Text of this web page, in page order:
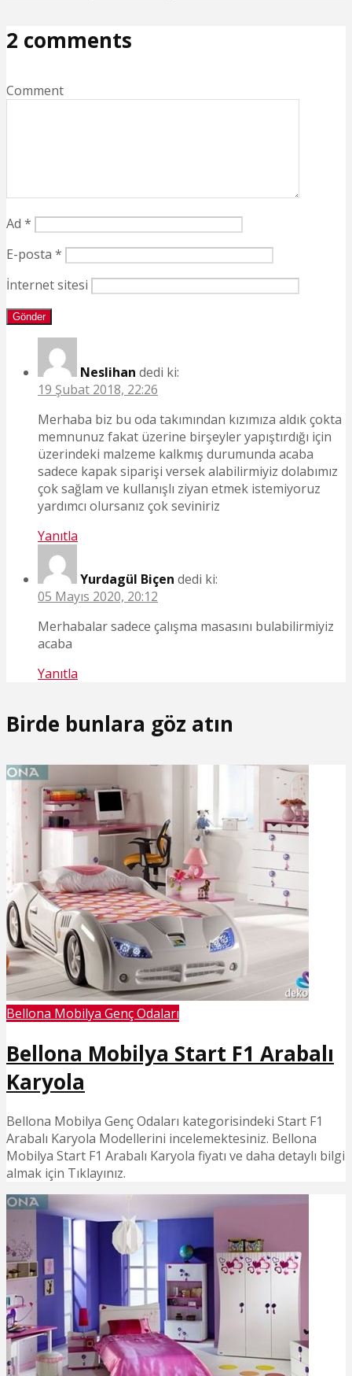
2 comments
Comment
Ad *
E-posta *
İnternet sitesi
Neslihan dedi ki:
19 Şubat 2018, 22:26
Merhaba biz bu oda takımından kızımıza aldık çokta
memnunuz fakat üzerine birşeyler yapıştırdığı için
üzerindeki malzeme kalkmış durumunda acaba
sadece kapak siparişi versek alabilirmiyiz dolabımız
çok sağlam ve kullanışlı ziyan etmek istemiyoruz
yardımcı olursanız çok seviniriz
Yanıtla
Yurdagül Biçen dedi ki:
05 Mayıs 2020, 20:12
Merhabalar sadece çalışma masasını bulabilirmiyiz
acaba
Yanıtla
Birde bunlara göz atın
Bellona Mobilya Genç Odaları
Bellona Mobilya Start F1 Arabalı
Karyola
Bellona Mobilya Genç Odaları kategorisindeki Start F1
Arabalı Karyola Modellerini incelemektesiniz. Bellona
Mobilya Start F1 Arabalı Karyola fiyatı ve daha detaylı bilgi
almak için Tıklayınız.